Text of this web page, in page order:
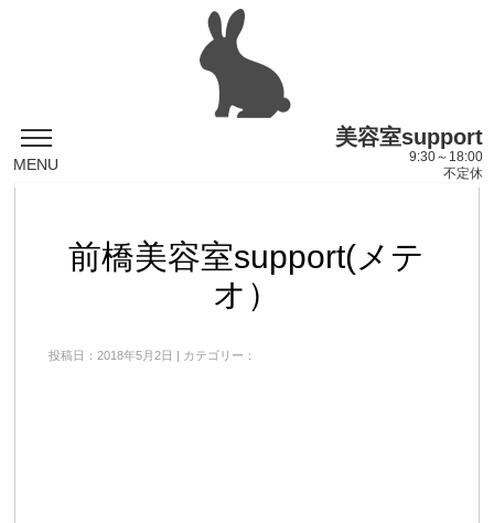
MENU
美容室support
9:30～18:00
不定休
前橋美容室support(メテ
オ）
投稿日：2018年5月2日 | カテゴリー：